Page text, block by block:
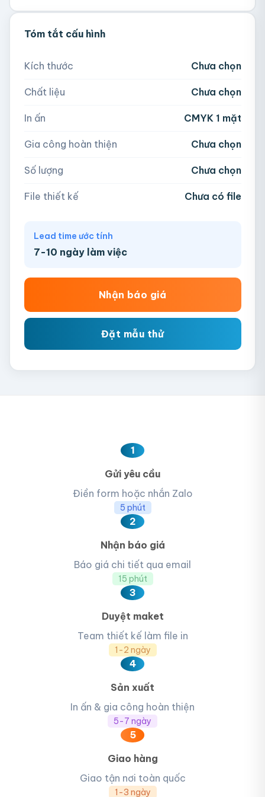
300 500
5,000
Hoặc nhập số lượng:
− + hộp
💡 Hỗ trợ AI, PDF, EPS, PSD, PNG (300dpi).
AI, PDF, EPS, PSD, PNG, JPG (tối đa 50MB)
Tóm tắt cấu hình
Kích thước Chưa chọn
Chất liệu Chưa chọn
In ấn CMYK 1 mặt
Gia công hoàn thiện Chưa chọn
Số lượng Chưa chọn
File thiết kế Chưa có file
Lead time ước tính
7-10 ngày làm việc
Nhận báo giá
Đặt mẫu thử
1
Gửi yêu cầu
Điền form hoặc nhắn Zalo
5 phút
2
Nhận báo giá
Báo giá chi tiết qua email
15 phút
3
Duyệt maket
Team thiết kế làm file in
1-2 ngày
4
Sản xuất
In ấn & gia công hoàn thiện
5-7 ngày
5
Giao hàng
Giao tận nơi toàn quốc
1-3 ngày